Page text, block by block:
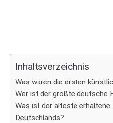
Inhaltsverzeichnis
Was waren die ersten
Wer ist der größte deutsche
Was ist der älteste erhaltene
Deutschlands?